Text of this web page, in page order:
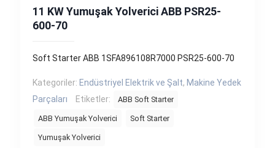
11 KW Yumuşak Yolverici ABB PSR25-
600-70
Soft Starter ABB 1SFA896108R7000 PSR25-600-70
Kategoriler: Endüstriyel Elektrik ve Şalt, Makine Yedek
Parçaları
Etiketler: ABB Soft Starter
ABB Yumuşak Yolverici Soft Starter
Yumuşak Yolverici